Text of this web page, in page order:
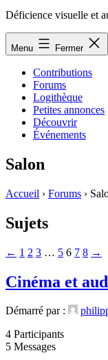
Déficience visuelle et
Menu Fermer
Contributions
Forums
Logithèque
Petites annonces
Découvrir
Événements
Salon
Accueil › Forums ›
Sujets
← 1 2 3 … 5 6 7 8 →
Cinéma et
Démarré par :
4 Participants
5 Messages